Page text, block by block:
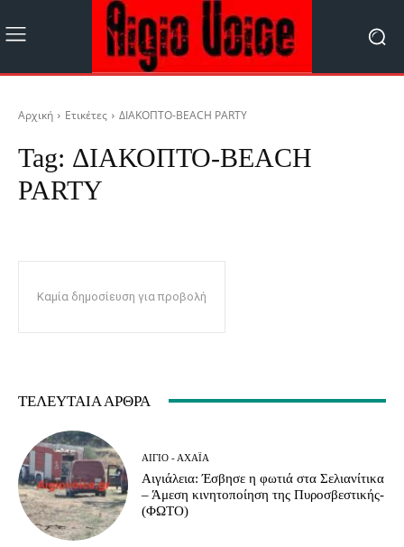
Αρχική Ετικέτες ΔΙΑΚΟΠΤΟ-BEACH PARTY
Tag: ΔΙΑΚΟΠΤΟ-BEACH
PARTY
Καμία δημοσίευση για προβολή
ΤΕΛΕΥΤΑΊΑ ΆΡΘΡΑ
ΑΊΓΙΟ - ΑΧΑΪ́Α
Αιγιάλεια: Έσβησε η φωτιά στα Σελιανίτικα
– Άμεση κινητοποίηση της Πυροσβεστικής-
(ΦΩΤΟ)